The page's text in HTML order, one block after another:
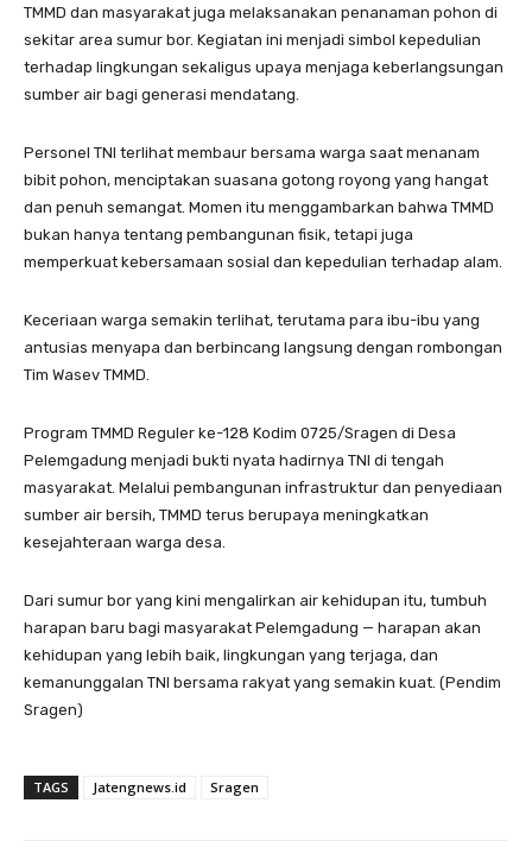
TMMD dan masyarakat juga melaksanakan penanaman pohon di
sekitar area sumur bor. Kegiatan ini menjadi simbol kepedulian
terhadap lingkungan sekaligus upaya menjaga keberlangsungan
sumber air bagi generasi mendatang.
Personel TNI terlihat membaur bersama warga saat menanam
bibit pohon, menciptakan suasana gotong royong yang hangat
dan penuh semangat. Momen itu menggambarkan bahwa TMMD
bukan hanya tentang pembangunan fisik, tetapi juga
memperkuat kebersamaan sosial dan kepedulian terhadap alam.
Keceriaan warga semakin terlihat, terutama para ibu-ibu yang
antusias menyapa dan berbincang langsung dengan rombongan
Tim Wasev TMMD.
Program TMMD Reguler ke-128 Kodim 0725/Sragen di Desa
Pelemgadung menjadi bukti nyata hadirnya TNI di tengah
masyarakat. Melalui pembangunan infrastruktur dan penyediaan
sumber air bersih, TMMD terus berupaya meningkatkan
kesejahteraan warga desa.
Dari sumur bor yang kini mengalirkan air kehidupan itu, tumbuh
harapan baru bagi masyarakat Pelemgadung — harapan akan
kehidupan yang lebih baik, lingkungan yang terjaga, dan
kemanunggalan TNI bersama rakyat yang semakin kuat. (Pendim
Sragen)
TAGS Jatengnews.id Sragen